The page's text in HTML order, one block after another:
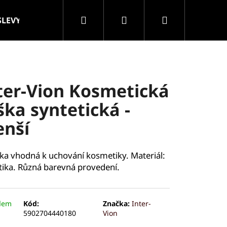
VELKOOBCHOD
Hledat PřihlášeníNákupní
Vion Kosmetická
syntetická -
vhodná k uchování kosmetiky. Materiál:
Různá barevná provedení.
Kód:
5902704440180
Značka: Inter-
Vion
MASÁŽNÍ